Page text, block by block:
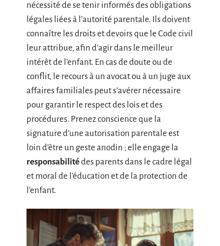
nécessité de se tenir informés des obligations
légales liées à l’autorité parentale. Ils doivent
connaître les droits et devoirs que le Code civil
leur attribue, afin d’agir dans le meilleur
intérêt de l’enfant. En cas de doute ou de
conflit, le recours à un avocat ou à un juge aux
affaires familiales peut s’avérer nécessaire
pour garantir le respect des lois et des
procédures. Prenez conscience que la
signature d’une autorisation parentale est
loin d’être un geste anodin ; elle engage la
responsabilitédes parents dans le cadre légal
et moral de l’éducation et de la protection de
l’enfant.